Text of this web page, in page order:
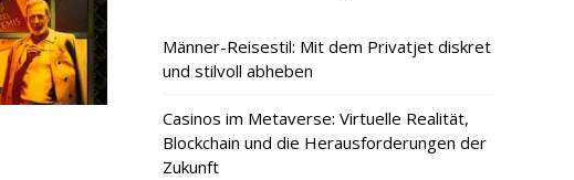
Männer-Reisestil: Mit dem Privatjet diskret
und stilvoll abheben
Casinos im Metaverse: Virtuelle Realität,
Blockchain und die Herausforderungen der
Zukunft